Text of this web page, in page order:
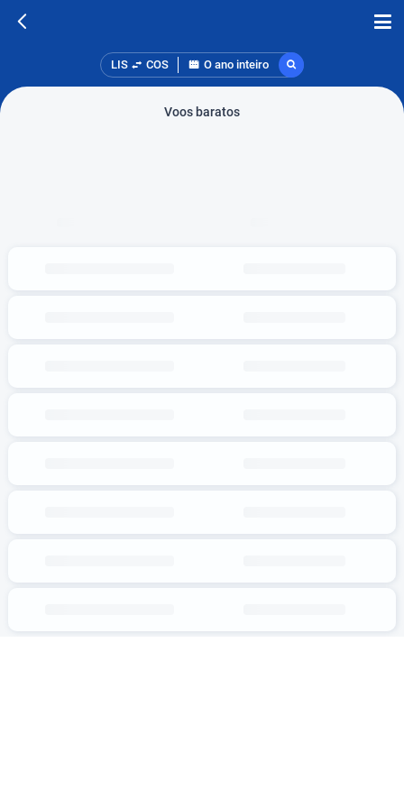
LIS COS O ano inteiro
Voos baratos